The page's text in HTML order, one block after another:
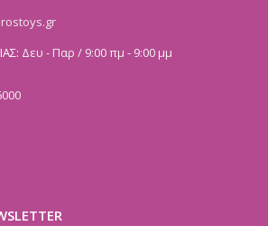
Δευ - Παρ / 9:00 πμ - 9:00 μμ